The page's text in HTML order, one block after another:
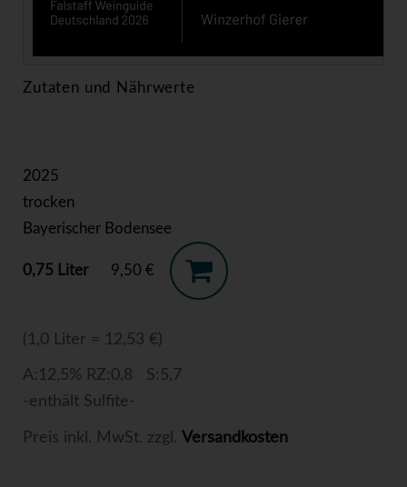
Zutaten und Nährwerte
2025
trocken
Bayerischer Bodensee
0,75 Liter 9,50 €
(1,0 Liter = 12,53 €)
A:12,5% RZ:0,8 S:5,7
-enthält Sulfite-
Preis inkl. MwSt. zzgl. Versandkosten